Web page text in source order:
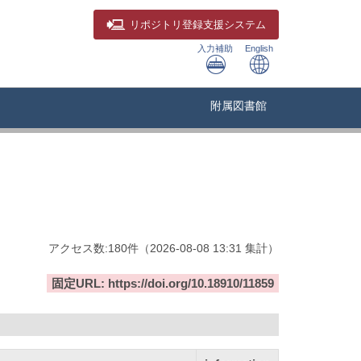
リポジトリ 登録支援システム
入力補助 English
附属図書館
アクセス数:180件 （2026-08-08 13:31 集計）
固定URL: https://doi.org/10.18910/11859